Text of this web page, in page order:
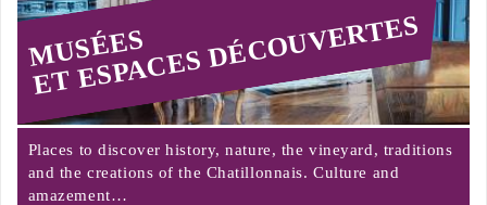
MUSÉES
ET ESPACES DÉCOUVERTES
Places to discover history, nature, the vineyard, traditions
and the creations of the Chatillonnais. Culture and
amazement…